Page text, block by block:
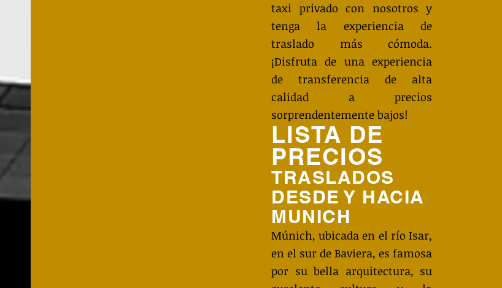
taxi privado con nosotros y
tenga la experiencia de
traslado más cómoda.
¡Disfruta de una experiencia
de transferencia de alta
calidad a precios
sorprendentemente bajos!
LISTA DE
PRECIOS
TRASLADOS
DESDE Y HACIA
MUNICH
Múnich, ubicada en el río Isar,
en el sur de Baviera, es famosa
por su bella arquitectura, su